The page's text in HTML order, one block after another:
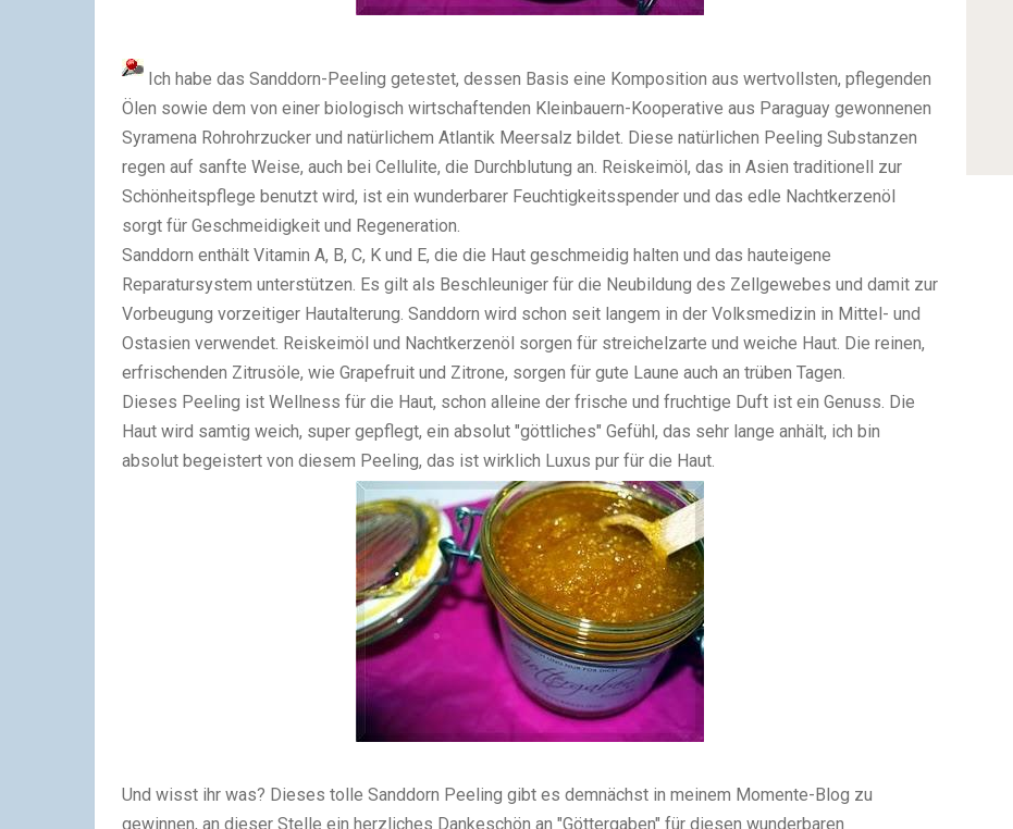
Ich habe das Sanddorn-Peeling getestet, dessen Basis eine Komposition aus wertvollsten, pflegenden
Ölen sowie dem von einer biologisch wirtschaftenden Kleinbauern-Kooperative aus Paraguay gewonnenen
Syramena Rohrohrzucker und natürlichem Atlantik Meersalz bildet. Diese natürlichen Peeling Substanzen
regen auf sanfte Weise, auch bei Cellulite, die Durchblutung an. Reiskeimöl, das in Asien traditionell zur
Schönheitspflege benutzt wird, ist ein wunderbarer Feuchtigkeitsspender und das edle Nachtkerzenöl
sorgt für Geschmeidigkeit und Regeneration.
Sanddorn enthält Vitamin A, B, C, K und E, die die Haut geschmeidig halten und das hauteigene
Reparatursystem unterstützen. Es gilt als Beschleuniger für die Neubildung des Zellgewebes und damit zur
Vorbeugung vorzeitiger Hautalterung. Sanddorn wird schon seit langem in der Volksmedizin in Mittel- und
Ostasien verwendet. Reiskeimöl und Nachtkerzenöl sorgen für streichelzarte und weiche Haut. Die reinen,
erfrischenden Zitrusöle, wie Grapefruit und Zitrone, sorgen für gute Laune auch an trüben Tagen.
Dieses Peeling ist Wellness für die Haut, schon alleine der frische und fruchtige Duft ist ein Genuss. Die
Haut wird samtig weich, super gepflegt, ein absolut "göttliches" Gefühl, das sehr lange anhält, ich bin
absolut begeistert von diesem Peeling, das ist wirklich Luxus pur für die Haut.
Und wisst ihr was? Dieses tolle Sanddorn Peeling gibt es demnächst in meinem Momente-Blog zu
gewinnen, an dieser Stelle ein herzliches Dankeschön an "Göttergaben" für diesen wunderbaren